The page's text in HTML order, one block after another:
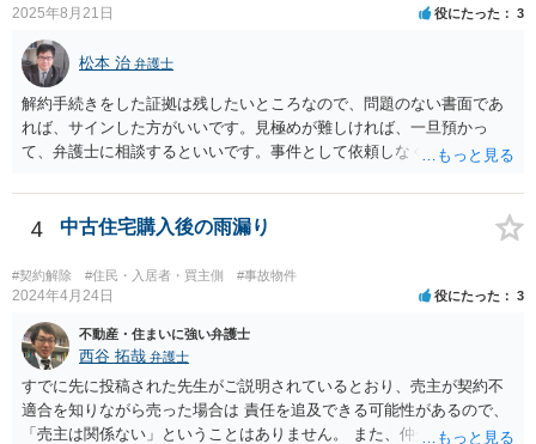
2025年8月21日 役にたった 3
松本 治 弁護士
解約手続きをした証拠は残したいところなので、問題のない書面であ
れば、サインした方がいいです。見極めが難しければ、一旦預かっ
て、弁護士に相談するといいです。事件として依頼しなくても、それ
4 中古住宅購入後の雨漏り
#契約解除 #住民・入居者・買主側 #事故物件
2024年4月24日 役にたった 3
不動産・住まいに強い弁護士
西谷 拓哉 弁護士
すでに先に投稿された先生がご説明されているとおり、売主が契約不
適合を知りながら売った場合は 責任を追及できる可能性があるので、
「売主は関係ない」ということはありません。 また、仲介業者も、当